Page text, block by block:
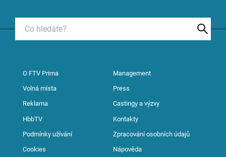
O FTV Prima Management
Volná místa Press
Reklama Castingy a výzvy
HbbTV Kontakty
Podmínky užívání Zpracování osobních údajů
Cookies Nápověda